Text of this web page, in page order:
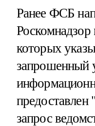
Ранее ФСБ
Роскомнадзор
которых
запрошенный
запрос